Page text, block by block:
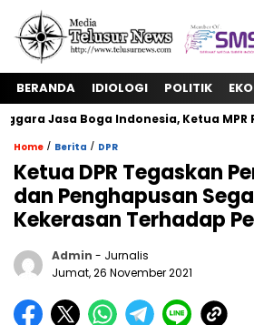
BERANDA IDIOLOGI POLITIK
Jasa Boga Indonesia, Ketua MPR RI
Home / Berita / DPR
Ketua DPR Tegaskan
dan Penghapusan
Kekerasan Terhadap
Admin - Jurnalis
Jumat, 26 November 2021